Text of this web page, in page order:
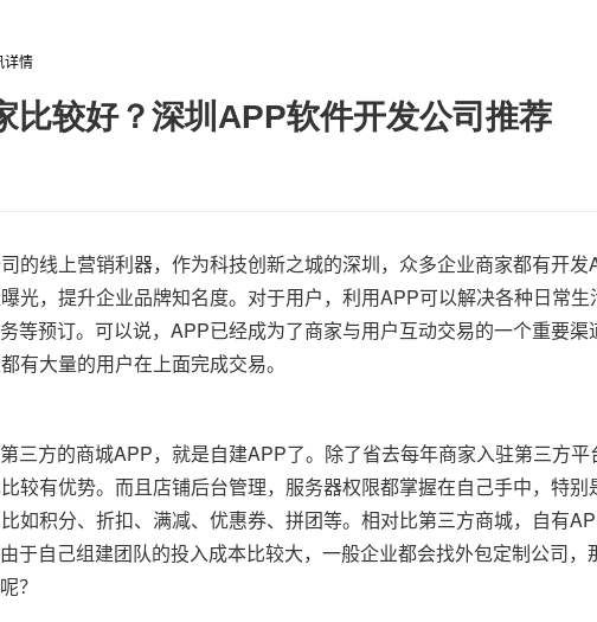
详情
比较好？深圳APP软件开发公司推荐
的线上营销利器，作为科技创新之城的深圳，众多企业商家都有开
光，提升企业品牌知名度。对于用户，利用APP可以解决各种日常
等预订。可以说，APP已经成为了商家与用户互动交易的一个重要渠
有大量的用户在上面完成交易。
三方的商城APP，就是自建APP了。除了省去每年商家入驻第三方
较有优势。而且店铺后台管理，服务器权限都掌握在自己手中，特别
如积分、折扣、满减、优惠券、拼团等。相对比第三方商城，自有
于自己组建团队的投入成本比较大，一般企业都会找外包定制公司，
？